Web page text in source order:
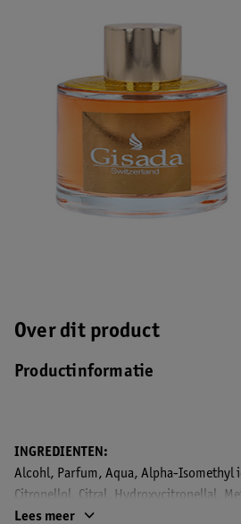
Over dit product
Productinformatie
INGREDIENTEN:
Alcohl, Parfum, Aqua, Alpha-Isomethyl
Citronellol, Citral, Hydroxycitronellal,
Eugenol, Farnesol, Isoeugenol,
Lees meer